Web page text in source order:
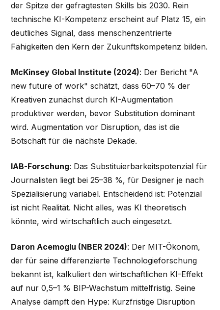
der Spitze der gefragtesten Skills bis 2030. Rein
technische KI-Kompetenz erscheint auf Platz 15, ein
deutliches Signal, dass menschenzentrierte
Fähigkeiten den Kern der Zukunftskompetenz bilden.
McKinsey Global Institute (2024): Der Bericht "A
new future of work" schätzt, dass 60–70 % der
Kreativen zunächst durch KI-Augmentation
produktiver werden, bevor Substitution dominant
wird. Augmentation vor Disruption, das ist die
Botschaft für die nächste Dekade.
IAB-Forschung: Das Substituierbarkeitspotenzial für
Journalisten liegt bei 25–38 %, für Designer je nach
Spezialisierung variabel. Entscheidend ist: Potenzial
ist nicht Realität. Nicht alles, was KI theoretisch
könnte, wird wirtschaftlich auch eingesetzt.
Daron Acemoglu (NBER 2024): Der MIT-Ökonom,
der für seine differenzierte Technologieforschung
bekannt ist, kalkuliert den wirtschaftlichen KI-Effekt
auf nur 0,5–1 % BIP-Wachstum mittelfristig. Seine
Analyse dämpft den Hype: Kurzfristige Disruption